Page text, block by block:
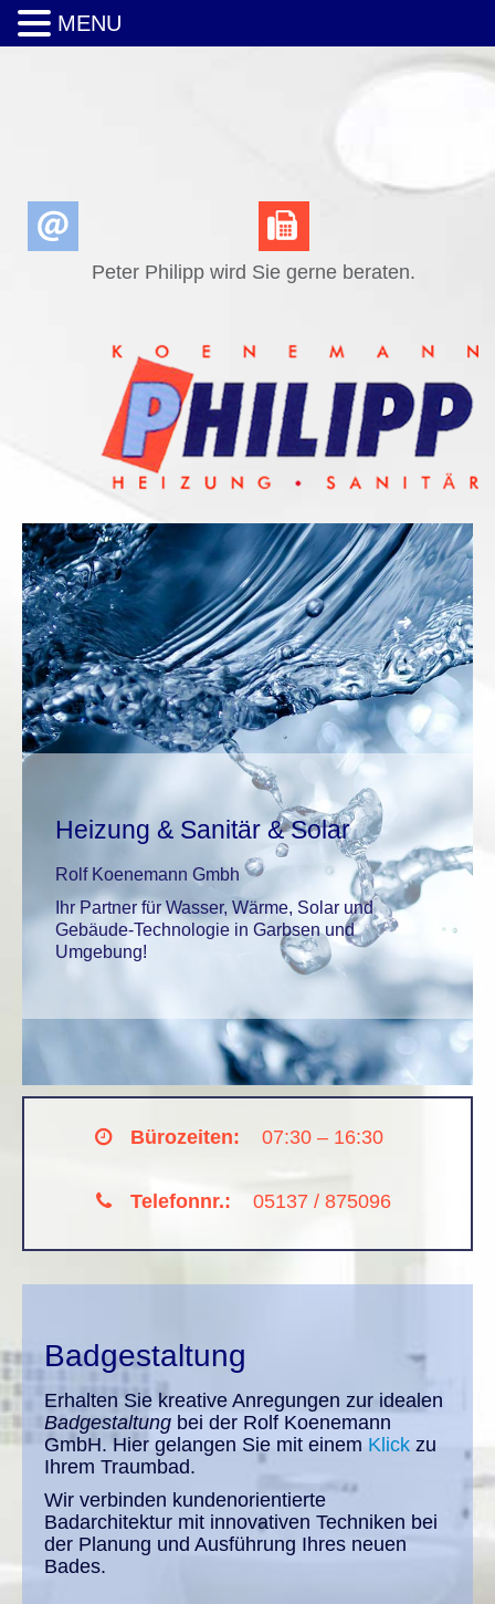
Peter Philipp wird Sie gerne beraten.
Start
Unternehmen
Leistungen
Service
Karriere
Kontakt
Heizung & Sanitär & Solar
Rolf Koenemann Gmbh
Ihr Partner für Wasser, Wärme, Solar und
Gebäude-Technologie in Garbsen und
Umgebung!
Bürozeiten: 07:30 – 16:30
Telefonnr.: 05137 / 875096
Badgestaltung
Erhalten Sie kreative Anregungen zur idealen
Badgestaltung bei der Rolf Koenemann
GmbH. Hier gelangen Sie mit einem Klick zu
Ihrem Traumbad.
Wir verbinden kundenorientierte
Badarchitektur mit innovativen Techniken bei
der Planung und Ausführung Ihres neuen
Bades.
MENU